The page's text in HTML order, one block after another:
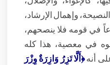
وإهمال الإرشاد،
في قومه فلا ينصحهم،
في معصية، هذا كله
أنه﴿أَلَّا تَزِرُ وَازِرَةٌ وِزْرَ